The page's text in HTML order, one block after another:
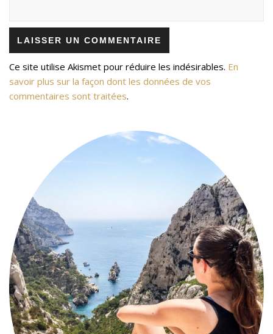
Ce site utilise Akismet pour réduire les indésirables. En
savoir plus sur la façon dont les données de vos
commentaires sont traitées.